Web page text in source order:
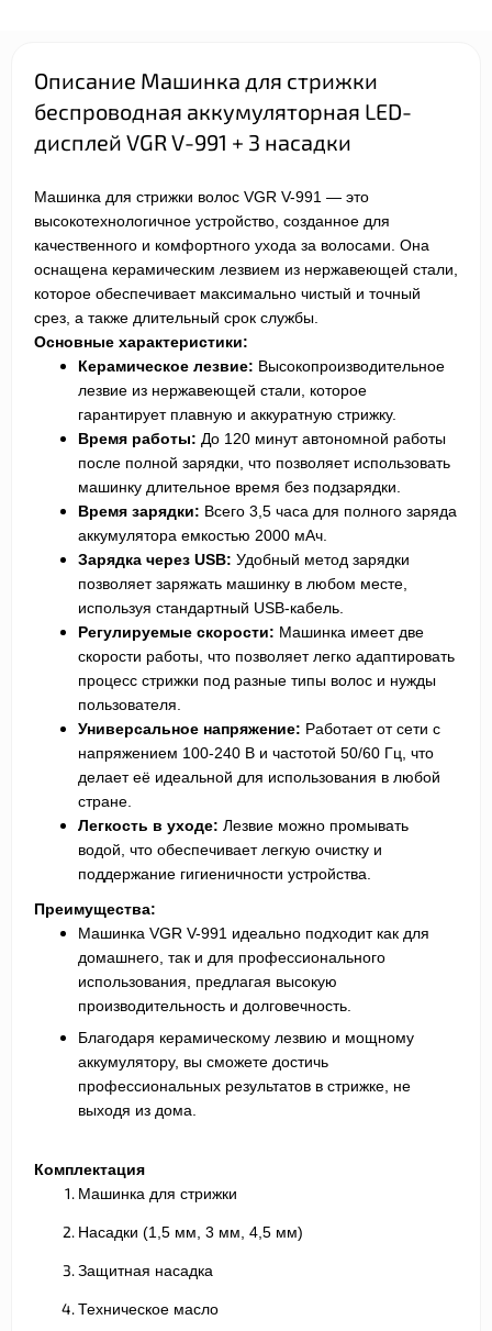
Описание Машинка для стрижки
беспроводная аккумуляторная LED-
дисплей VGR V-991 + 3 насадки
Машинка для стрижки волос VGR V-991 — это
высокотехнологичное устройство, созданное для
качественного и комфортного ухода за волосами. Она
оснащена керамическим лезвием из нержавеющей стали,
которое обеспечивает максимально чистый и точный
срез, а также длительный срок службы.
Основные характеристики:
Керамическое лезвие: Высокопроизводительное
лезвие из нержавеющей стали, которое
гарантирует плавную и аккуратную стрижку.
Время работы: До 120 минут автономной работы
после полной зарядки, что позволяет использовать
машинку длительное время без подзарядки.
Время зарядки: Всего 3,5 часа для полного заряда
аккумулятора емкостью 2000 мАч.
Зарядка через USB: Удобный метод зарядки
позволяет заряжать машинку в любом месте,
используя стандартный USB-кабель.
Регулируемые скорости: Машинка имеет две
скорости работы, что позволяет легко адаптировать
процесс стрижки под разные типы волос и нужды
пользователя.
Универсальное напряжение: Работает от сети с
напряжением 100-240 В и частотой 50/60 Гц, что
делает её идеальной для использования в любой
стране.
Легкость в уходе: Лезвие можно промывать
водой, что обеспечивает легкую очистку и
поддержание гигиеничности устройства.
Преимущества:
Машинка VGR V-991 идеально подходит как для
домашнего, так и для профессионального
использования, предлагая высокую
производительность и долговечность.
Благодаря керамическому лезвию и мощному
аккумулятору, вы сможете достичь
профессиональных результатов в стрижке, не
выходя из дома.
Комплектация
Машинка для стрижки
Насадки (1,5 мм, 3 мм, 4,5 мм)
Защитная насадка
Техническое масло